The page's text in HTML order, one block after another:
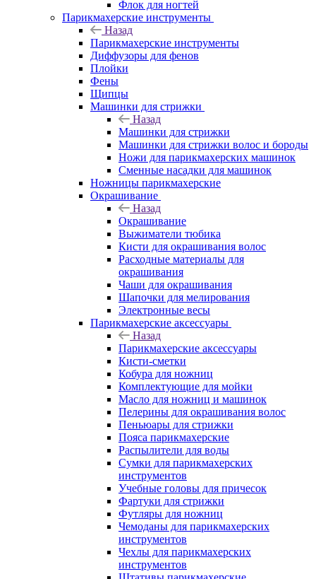
Флок для ногтей
Парикмахерские инструменты
Назад
Парикмахерские инструменты
Диффузоры для фенов
Плойки
Фены
Щипцы
Машинки для стрижки
Назад
Машинки для стрижки
Машинки для стрижки волос и бороды
Ножи для парикмахерских машинок
Сменные насадки для машинок
Ножницы парикмахерские
Окрашивание
Назад
Окрашивание
Выжиматели тюбика
Кисти для окрашивания волос
Расходные материалы для
окрашивания
Чаши для окрашивания
Шапочки для мелирования
Электронные весы
Парикмахерские аксессуары
Назад
Парикмахерские аксессуары
Кисти-сметки
Кобура для ножниц
Комплектующие для мойки
Масло для ножниц и машинок
Пелерины для окрашивания волос
Пеньюары для стрижки
Пояса парикмахерские
Распылители для воды
Сумки для парикмахерских
инструментов
Учебные головы для причесок
Фартуки для стрижки
Футляры для ножниц
Чемоданы для парикмахерских
инструментов
Чехлы для парикмахерских
инструментов